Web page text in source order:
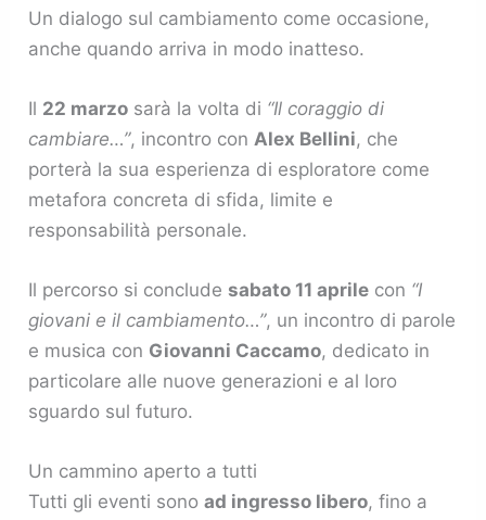
Un dialogo sul cambiamento come occasione,
anche quando arriva in modo inatteso.
Il 22 marzo sarà la volta di “Il coraggio di
cambiare…”, incontro conAlex Bellini, che
porterà la sua esperienza di esploratore come
metafora concreta di sfida, limite e
responsabilità personale.
Il percorso si concludesabato 11 aprile con “I
giovani e il cambiamento…”, un incontro di parole
e musica con Giovanni Caccamo, dedicato in
particolare alle nuove generazioni e al loro
sguardo sul futuro.
Un cammino aperto a tutti
Tutti gli eventi sonoad ingresso libero, fino a